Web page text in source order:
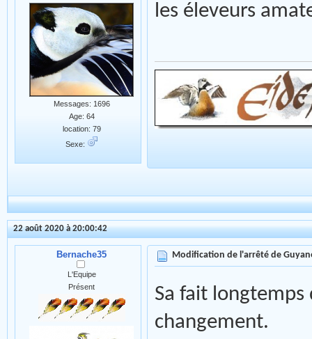
Messages: 1696
Age: 64
location: 79
Sexe:
les éleveurs
22 août 2020 à 20:00:42
Bernache35
L'Equipe
Présent
Modification de l'arrêté de
Sa fait
changement.